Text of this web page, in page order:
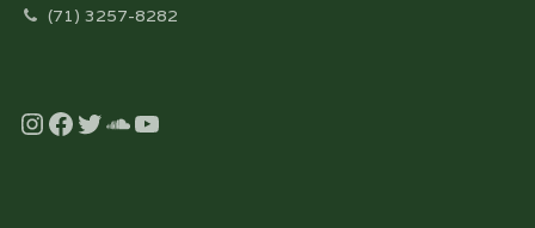
(71) 3257-8282
Instagram
Facebook
Twitter
Soundcloud
YouTube